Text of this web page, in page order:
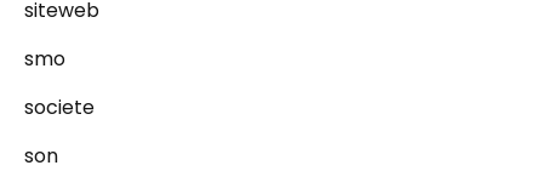
siteweb
smo
societe
son